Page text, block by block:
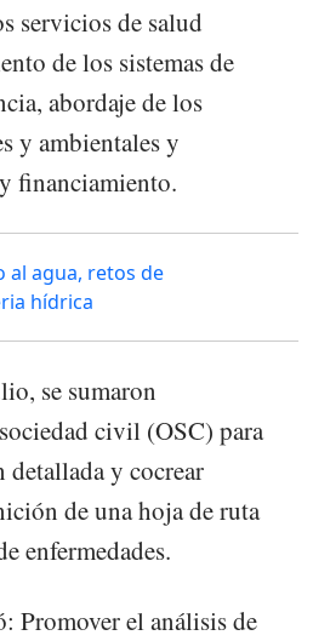
servicios de salud
de los sistemas de
abordaje de los
y ambientales y
financiamiento.
al agua, retos de
hídrica
se sumaron
civil (OSC) para
y cocrear
de una hoja de ruta
enfermedades.
Promover el análisis de